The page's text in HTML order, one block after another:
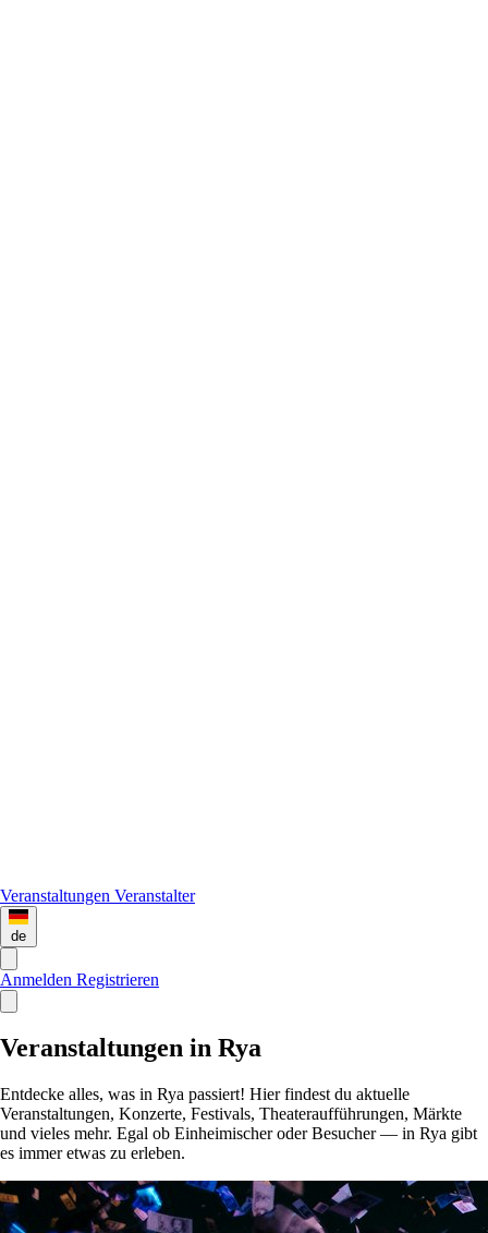
Veranstaltungen Veranstalter
de
Anmelden Registrieren
Veranstaltungen in Rya
Entdecke alles, was in Rya passiert! Hier findest du aktuelle
Veranstaltungen, Konzerte, Festivals, Theateraufführungen, Märkte
und vieles mehr. Egal ob Einheimischer oder Besucher — in Rya gibt
es immer etwas zu erleben.